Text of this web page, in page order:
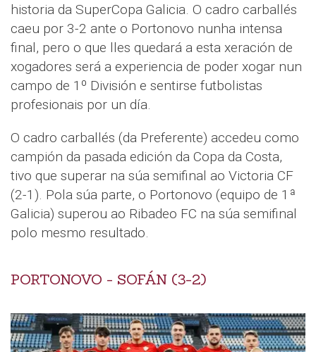
historia da SuperCopa Galicia. O cadro carballés
caeu por 3-2 ante o Portonovo nunha intensa
final, pero o que lles quedará a esta xeración de
xogadores será a experiencia de poder xogar nun
campo de 1º División e sentirse futbolistas
profesionais por un día.
O cadro carballés (da Preferente) accedeu como
campión da pasada edición da Copa da Costa,
tivo que superar na súa semifinal ao Victoria CF
(2-1). Pola súa parte, o Portonovo (equipo de 1ª
Galicia) superou ao Ribadeo FC na súa semifinal
polo mesmo resultado.
PORTONOVO - SOFÁN (3-2)